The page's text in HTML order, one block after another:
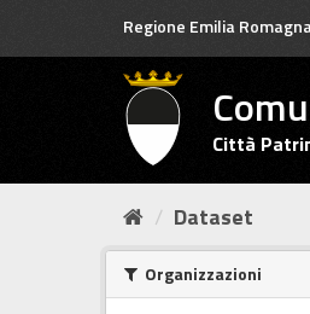
Regione Emilia
Città
Dataset
Organizzazioni